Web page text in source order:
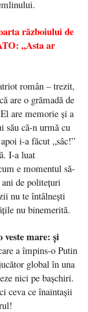
războiului de
„Asta ar
român – trezit,
are o grămadă de
are memorie și a
său că-n urmă cu
i-a făcut „sâc!”
I-a luat
e momentul să-
de politețuri
nu te întâlnești
nu binemerită.
mare: și
a împins-o Putin
global în una
nici pe bașchiri.
ceva ce înaintașii